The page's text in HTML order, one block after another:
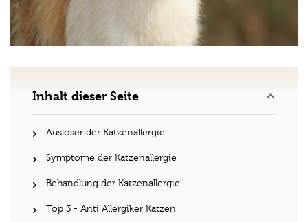
Inhalt dieser Seite
Auslöser der Katzenallergie
Symptome der Katzenallergie
Behandlung der Katzenallergie
Top 3 - Anti Allergiker Katzen